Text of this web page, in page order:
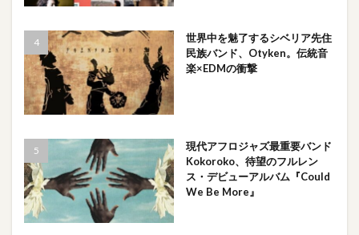
世界中を魅了するシベリア先住
民族バンド、Otyken。伝統音
楽×EDMの衝撃
現代アフロジャズ最重要バンド
Kokoroko、待望のフルレン
ス・デビューアルバム『Could
We Be More』